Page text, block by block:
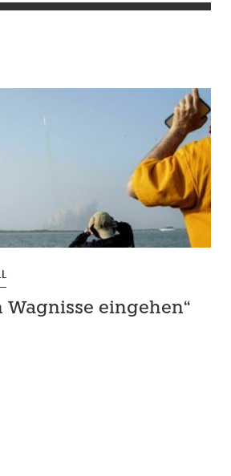
Wagnisse eingehen“